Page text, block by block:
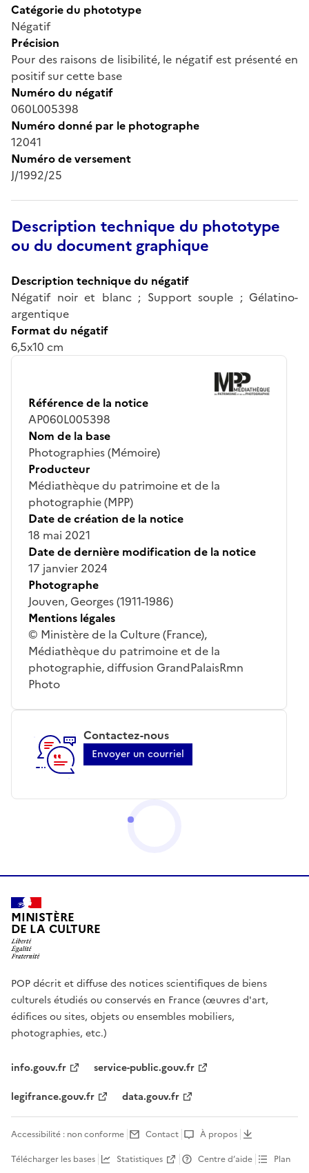
Catégorie du phototype
Négatif
Précision
Pour des raisons de lisibilité, le négatif est présenté en
positif sur cette base
Numéro du négatif
060L005398
Numéro donné par le photographe
12041
Numéro de versement
J/1992/25
Description technique du phototype
ou du document graphique
Description technique du négatif
Négatif noir et blanc ; Support souple ; Gélatino-
argentique
Format du négatif
6,5x10 cm
Référence de la notice
AP060L005398
Nom de la base
Photographies (Mémoire)
Producteur
Médiathèque du patrimoine et de la
photographie (MPP)
Date de création de la notice
18 mai 2021
Date de dernière modification de la notice
17 janvier 2024
Photographe
Jouven, Georges (1911-1986)
Mentions légales
© Ministère de la Culture (France),
Médiathèque du patrimoine et de la
photographie, diffusion GrandPalaisRmn
Photo
Contactez-nous
Envoyer un courriel
MINISTÈRE
DE LA CULTURE
POP décrit et diffuse des notices scientifiques de biens
culturels étudiés ou conservés en France (œuvres d'art,
édifices ou sites, objets ou ensembles mobiliers,
photographies, etc.)
info.gouv.fr
service-public.gouv.fr
legifrance.gouv.fr
data.gouv.fr
Accessibilité : non conforme Contact
À propos
Télécharger les bases
Statistiques Centre d’aide Plan